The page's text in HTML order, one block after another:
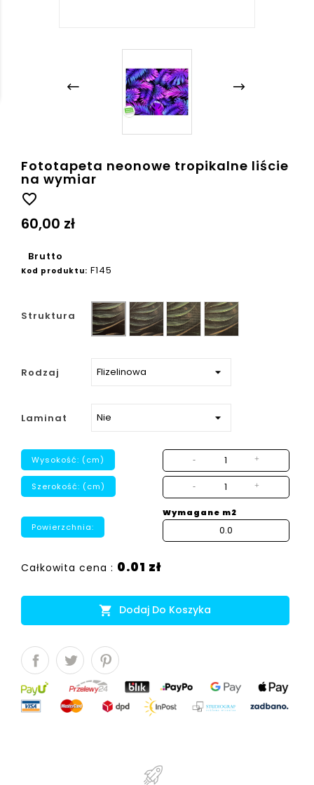
Fototapeta neonowe tropikalne liście
na wymiar
favorite_border
60,00 zł
Brutto
Kod produktu: F145
Struktura
Gładka Ziarno Płótno Beton
strukturalny
Rodzaj
Laminat
Wysokość: (cm) - +
Szerokość: (cm) - +
Powierzchnia:
Wymagane m2
Całkowita cena : 0.01 zł
 Dodaj Do Koszyka